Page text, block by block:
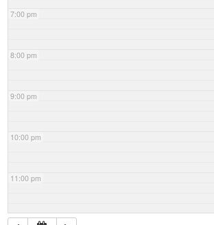
7:00 pm
8:00 pm
9:00 pm
10:00 pm
11:00 pm